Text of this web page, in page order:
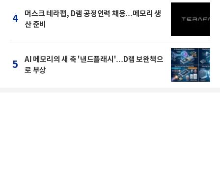
4
머스크 테라팹, D램 공정인력 채용…메모리 생
산 준비
5
AI 메모리의 새 축 '낸드플래시'…D램 보완책으
로 부상